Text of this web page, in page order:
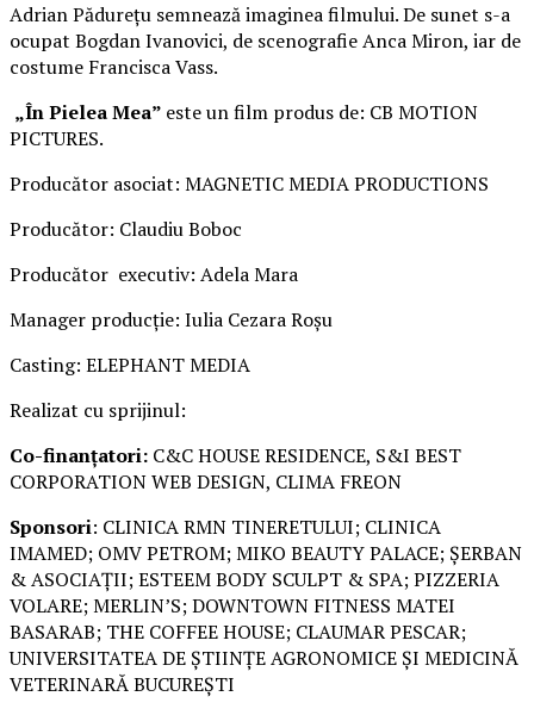
Adrian Pădurețu semnează imaginea filmului. De sunet s-a
ocupat Bogdan Ivanovici, de scenografie Anca Miron, iar de
costume Francisca Vass.
„În Pielea Mea” este un film produs de: CB MOTION
PICTURES.
Producător asociat: MAGNETIC MEDIA PRODUCTIONS
Producător: Claudiu Boboc
Producător executiv: Adela Mara
Manager producție: Iulia Cezara Roșu
Casting: ELEPHANT MEDIA
Realizat cu sprijinul:
Co-finanțatori: C&C HOUSE RESIDENCE, S&I BEST
CORPORATION WEB DESIGN, CLIMA FREON
Sponsori: CLINICA RMN TINERETULUI; CLINICA
IMAMED; OMV PETROM; MIKO BEAUTY PALACE; ȘERBAN
& ASOCIAȚII; ESTEEM BODY SCULPT & SPA; PIZZERIA
VOLARE; MERLIN’S; DOWNTOWN FITNESS MATEI
BASARAB; THE COFFEE HOUSE; CLAUMAR PESCAR;
UNIVERSITATEA DE ȘTIINȚE AGRONOMICE ȘI MEDICINĂ
VETERINARĂ BUCUREȘTI